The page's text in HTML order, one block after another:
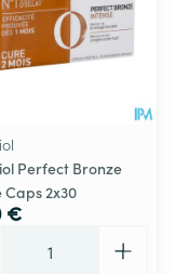
Perfect Bronze
Caps 2x30
€